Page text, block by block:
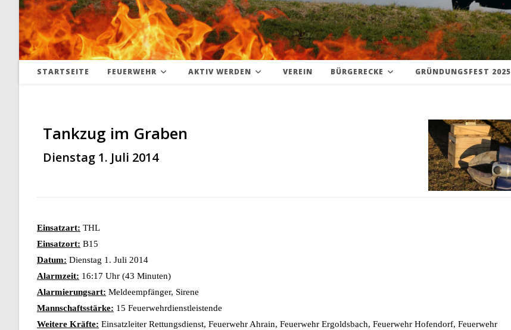
STARTSEITE FEUERWEHR AKTIV WERDEN VEREIN BÜRGERECKE GRÜNDUNGSFEST 2025
Tankzug im Graben
Dienstag 1. Juli 2014
Einsatzart: THL
Einsatzort: B15
Datum: Dienstag 1. Juli 2014
Alarmzeit: 16:17 Uhr (43 Minuten)
Alarmierungsart: Meldeempfänger, Sirene
Mannschaftsstärke: 15 Feuerwehrdienstleistende
Weitere Kräfte: Einsatzleiter Rettungsdienst, Feuerwehr Ahrain, Feuerwehr Ergoldsbach, Feuerwehr Hofendorf, Feuerwehr